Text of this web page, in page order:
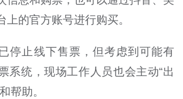
上的官方账号进行购买。
停止线下售票，但考虑到可能有
系统，现场工作人员也会主动“出
帮助。